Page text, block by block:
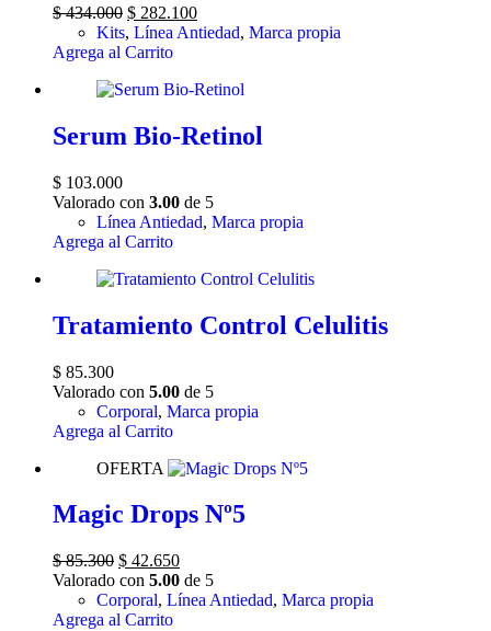
$434.000 El
precio
original
$ 434.000.
$ 282.100El
precio
$ 282.100.
Kits, Línea Antiedad, Marca propia
Agrega al Carrito
Serum Bio-Retinol
$ 103.000
Valorado con 3.00 de 5
Línea Antiedad, Marca propia
Agrega al Carrito
Tratamiento Control Celulitis
$ 85.300
Valorado con 5.00 de 5
Corporal, Marca propia
Agrega al Carrito
OFERTA
Magic Drops Nº5
$85.300 El
precio
original
era:
$ 42.650El
precio
actual
Valorado con 5.00 de 5
Corporal, Línea Antiedad, Marca propia
Agrega al Carrito